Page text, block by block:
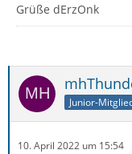
Grüße dErzOnk
Junior-
10. April 2022 um 15:54